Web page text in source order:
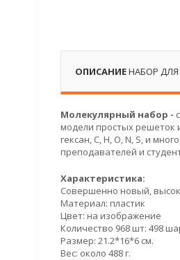
ОПИСАНИЕНАБОР
Молекулярный набор -
модели простых решеток
гексан, C, H, O, N, S, и
преподавателей и
Характеристика:
Совершенно новый,
Материал: пластик
Цвет: на изображение
Количество 968 шт: 498
Размер: 21.2*16*6 см.
Вес: около 488 г.